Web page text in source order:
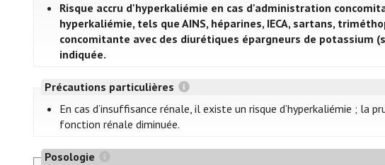
Risque accru d'hyperkaliémie en cas d'administration
hyperkaliémie, tels que AINS, héparines, IECA, sartans,
concomitante avec des diurétiques épargneurs de potassium
indiquée.
Précautions particulières
En cas d’insuffisance rénale, il existe un risque d’hyperkaliémie ; la
fonction rénale diminuée.
Posologie